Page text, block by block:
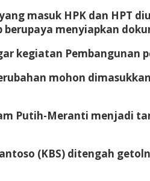
masuk HPK dan HPT
menyiapkan
kegiatan Pembangunan
mohon
Putih-Meranti menjadi
(KBS) ditengah